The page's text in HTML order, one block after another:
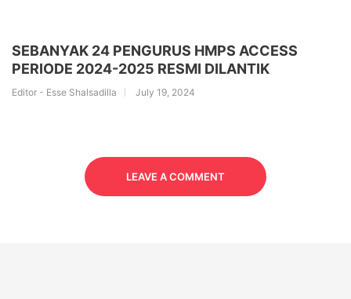
SEBANYAK 24 PENGURUS HMPS ACCESS
PERIODE 2024-2025 RESMI DILANTIK
Editor - Esse Shalsadilla July 19, 2024
LEAVE A COMMENT